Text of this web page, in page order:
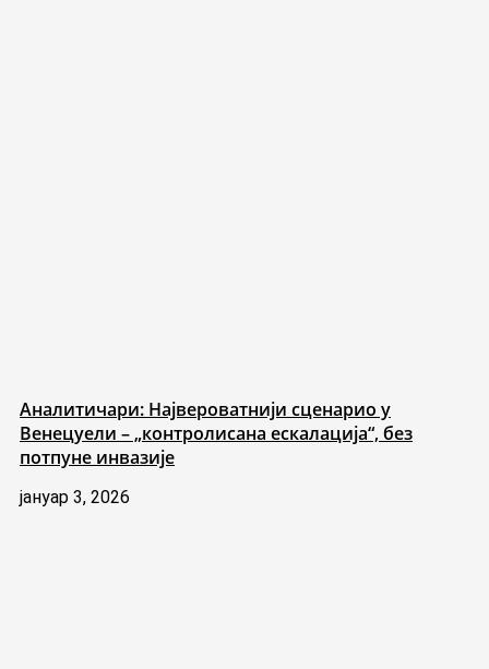
Аналитичари: Највероватнији сценарио у
Венецуели – „контролисана ескалација“, без
потпуне инвазије
јануар 3, 2026